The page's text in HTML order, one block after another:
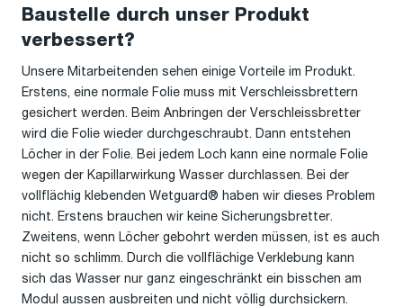
Baustelle durch unser Produkt
verbessert?
Unsere Mitarbeitenden sehen einige Vorteile im Produkt.
Erstens, eine normale Folie muss mit Verschleissbrettern
gesichert werden. Beim Anbringen der Verschleissbretter
wird die Folie wieder durchgeschraubt. Dann entstehen
Löcher in der Folie. Bei jedem Loch kann eine normale Folie
wegen der Kapillarwirkung Wasser durchlassen. Bei der
vollflächig klebenden Wetguard® haben wir dieses Problem
nicht. Erstens brauchen wir keine Sicherungsbretter.
Zweitens, wenn Löcher gebohrt werden müssen, ist es auch
nicht so schlimm. Durch die vollflächige Verklebung kann
sich das Wasser nur ganz eingeschränkt ein bisschen am
Modul aussen ausbreiten und nicht völlig durchsickern.